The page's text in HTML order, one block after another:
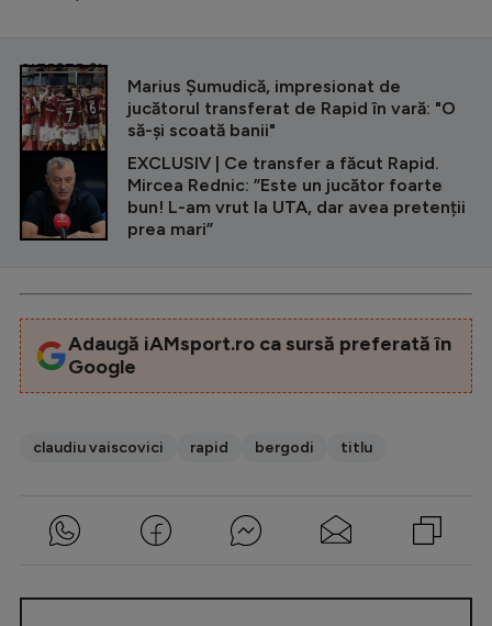
CITEȘTE ȘI
Marius Șumudică, impresionat de
jucătorul transferat de Rapid în vară: "O
să-și scoată banii"
EXCLUSIV | Ce transfer a făcut Rapid.
Mircea Rednic: ”Este un jucător foarte
bun! L-am vrut la UTA, dar avea pretenții
prea mari”
Adaugă iAMsport.ro ca sursă preferată în
Google
claudiu vaiscovici rapid bergodi titlu